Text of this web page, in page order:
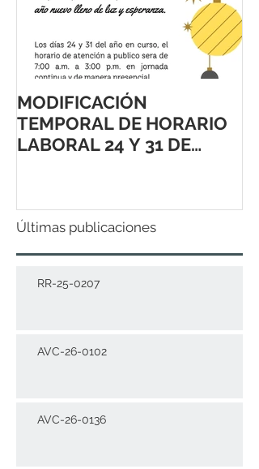
MODIFICACIÓN
TEMPORAL DE HORARIO
LABORAL 24 Y 31 DE
Últimas publicaciones
RR-25-0207
AVC-26-0102
AVC-26-0136